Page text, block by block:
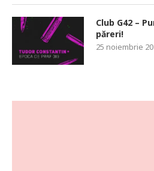
Club G42 –
păreri!
25 noiembrie